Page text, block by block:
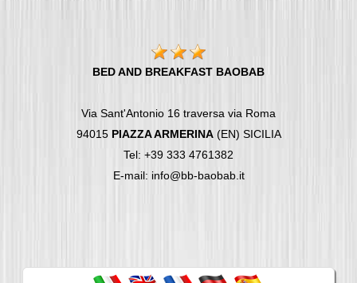
BED AND BREAKFAST BAOBAB
Via Sant'Antonio 16 traversa via Roma
94015 PIAZZA ARMERINA(EN) SICILIA
Tel: +39 333 4761382
E-mail: info@bb-baobab.it